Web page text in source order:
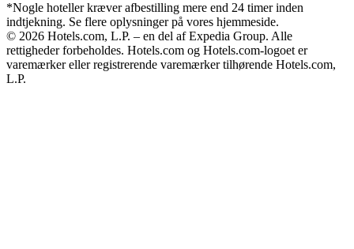
*Nogle hoteller kræver afbestilling mere end 24 timer inden
indtjekning. Se flere oplysninger på vores hjemmeside.
© 2026 Hotels.com, L.P. – en del af Expedia Group. Alle
rettigheder forbeholdes. Hotels.com og Hotels.com-logoet er
varemærker eller registrerende varemærker tilhørende Hotels.com,
L.P.